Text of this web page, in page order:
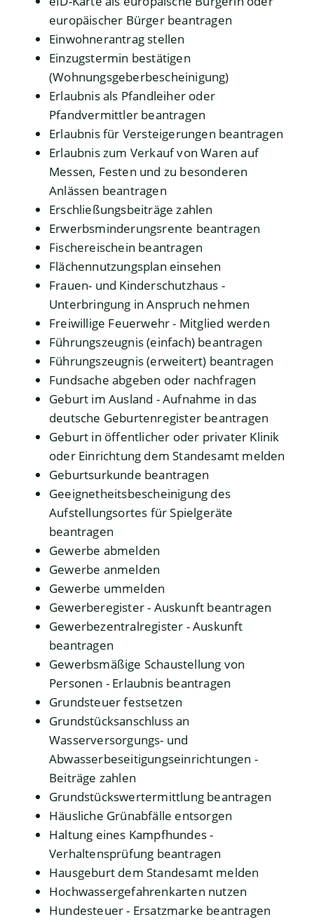
europäischer Bürger beantragen
Einwohnerantrag stellen
Einzugstermin bestätigen
(Wohnungsgeberbescheinigung)
Erlaubnis als Pfandleiher oder
Pfandvermittler beantragen
Erlaubnis für Versteigerungen beantragen
Erlaubnis zum Verkauf von Waren auf
Messen, Festen und zu besonderen
Anlässen beantragen
Erschließungsbeiträge zahlen
Erwerbsminderungsrente beantragen
Fischereischein beantragen
Flächennutzungsplan einsehen
Frauen- und Kinderschutzhaus -
Unterbringung in Anspruch nehmen
Freiwillige Feuerwehr - Mitglied werden
Führungszeugnis (einfach) beantragen
Führungszeugnis (erweitert) beantragen
Fundsache abgeben oder nachfragen
Geburt im Ausland - Aufnahme in das
deutsche Geburtenregister beantragen
Geburt in öffentlicher oder privater Klinik
oder Einrichtung dem Standesamt melden
Geburtsurkunde beantragen
Geeignetheitsbescheinigung des
Aufstellungsortes für Spielgeräte
beantragen
Gewerbe abmelden
Gewerbe anmelden
Gewerbe ummelden
Gewerberegister - Auskunft beantragen
Gewerbezentralregister - Auskunft
beantragen
Gewerbsmäßige Schaustellung von
Personen - Erlaubnis beantragen
Grundsteuer festsetzen
Grundstücksanschluss an
Wasserversorgungs- und
Abwasserbeseitigungseinrichtungen -
Beiträge zahlen
Grundstückswertermittlung beantragen
Häusliche Grünabfälle entsorgen
Haltung eines Kampfhundes -
Verhaltensprüfung beantragen
Hausgeburt dem Standesamt melden
Hochwassergefahrenkarten nutzen
Hundesteuer - Ersatzmarke beantragen